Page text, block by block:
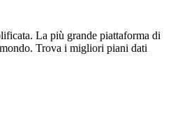
La più grande piattaforma di
Trova i migliori piani dati